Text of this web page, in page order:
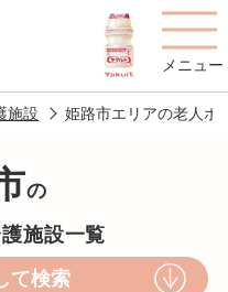
メニュー
て 費用について
施設 姫路市エリアの老人ホ
の
施設一覧
て検索